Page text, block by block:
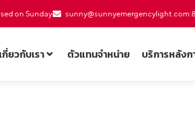
on Sunday sunny@sunnyemergencylight.com
เกี่ยวกับเรา ตัวแทนจำหน่าย บริการหลังก